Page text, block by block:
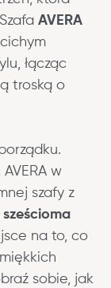
AVERA
łącząc
troską o
AVERA w
szafy z
sześcioma
na to, co
sobie, jak